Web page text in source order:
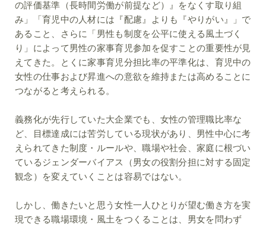
の評価基準（長時間労働が前提など）』をなくす取り組
み」「育児中の人材には『配慮』よりも『やりがい』」で
あること、さらに「男性も制度を公平に使える風土づく
り」によって男性の家事育児参加を促すことの重要性が見
えてきた。とくに家事育児分担比率の平準化は、育児中の
女性の仕事および昇進への意欲を維持または高めることに
つながると考えられる。
義務化が先行していた大企業でも、女性の管理職比率な
ど、目標達成には苦労している現状があり、男性中心に考
えられてきた制度・ルールや、職場や社会、家庭に根づい
ているジェンダーバイアス（男女の役割分担に対する固定
観念）を変えていくことは容易ではない。
しかし、働きたいと思う女性一人ひとりが望む働き方を実
現できる職場環境・風土をつくることは、男女を問わず